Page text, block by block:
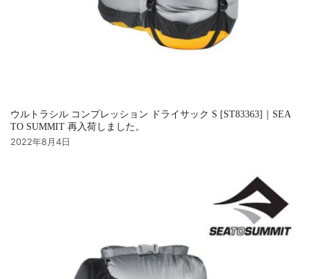
ウルトラシル コンプレッション ドライサック S [ST83363]｜SEA
TO SUMMIT 再入荷しました。
2022年8月4日